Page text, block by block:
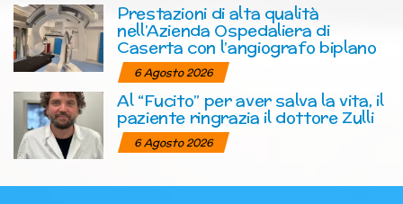
Prestazioni di alta qualità
nell’Azienda Ospedaliera di
Caserta con l’angiografo biplano
6 Agosto 2026
Al “Fucito” per aver salva la vita, il
paziente ringrazia il dottore Zulli
6 Agosto 2026